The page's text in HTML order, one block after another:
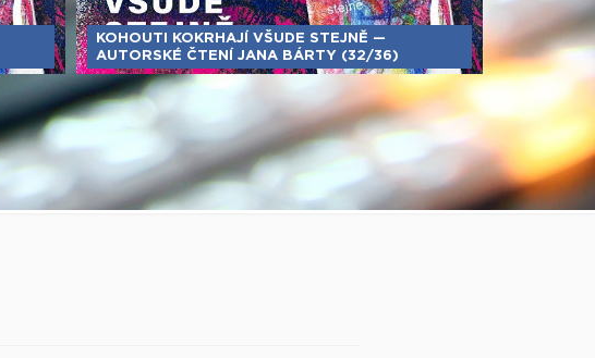
KOHOUTI KOKRHAJÍ VŠUDE STEJNĚ —
AUTORSKÉ ČTENÍ JANA BÁRTY (32/36)